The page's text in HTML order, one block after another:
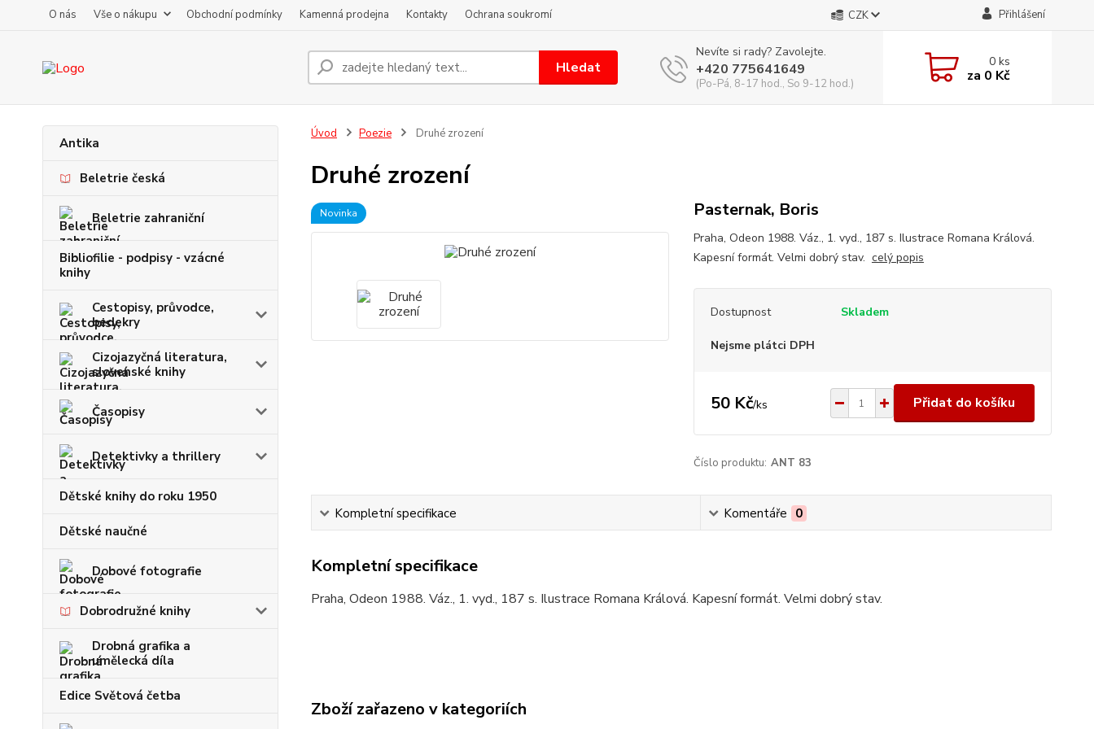
O nás Vše o nákupu Obchodní podmínky Kamenná prodejna Kontakty Ochrana soukromí CZK Přihlášení
Hledat
Nevíte si rady? Zavolejte.
+420 775641649
(Po-Pá, 8-17 hod., So 9-12 hod.)
0ks
za 0 Kč
Antika
Beletrie česká
Beletrie zahraniční
Bibliofilie - podpisy - vzácné
knihy
Cestopisy, průvodce,
bedekry
Cizojazyčná literatura,
slovenské knihy
Časopisy
Detektivky a thrillery
Dětské knihy do roku 1950
Dětské naučné
Dobové fotografie
Dobrodružné knihy
Drobná grafika a
umělecká díla
Edice Světová četba
Úvod Poezie Druhé zrození
Druhé zrození
Novinka Pasternak, Boris
Praha, Odeon 1988. Váz., 1. vyd., 187 s. Ilustrace Romana Králová.
Kapesní formát. Velmi dobrý stav. celý popis
Dostupnost Skladem
Nejsme plátci DPH
50 Kč/ks Přidat do košíku
Číslo produktu: ANT 83
Kompletní specifikace Komentáře 0
Kompletní specifikace
Praha, Odeon 1988. Váz., 1. vyd., 187 s. Ilustrace Romana Králová. Kapesní formát. Velmi dobrý stav.
Zboží zařazeno v kategoriích